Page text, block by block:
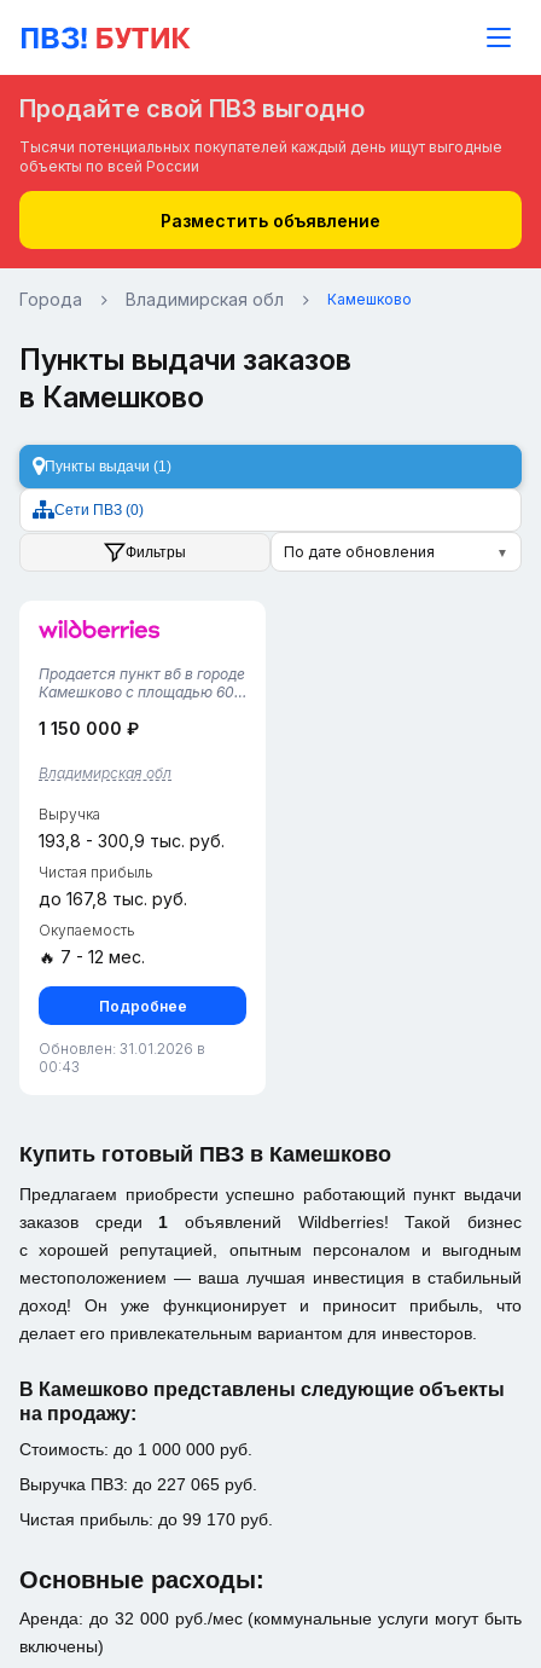
Продайте свой ПВЗ выгодно
Тысячи потенциальных покупателей каждый день ищут выгодные
объекты по всей России
Разместить объявление
Города Владимирская обл Камешково
Пункты выдачи заказов
в Камешково
Пункты выдачи (1)
Сети ПВЗ (0)
Фильтры По дате обновления ▼
Продается пункт вб в городе
Камешково с площадью 60
рассчитан на работу с 4
обеспечивает эффективное
управление и обслуживание
гарантирует...
1 150 000 ₽
Владимирская обл
Выручка
193,8 - 300,9 тыс. руб.
Чистая прибыль
до 167,8 тыс. руб.
Окупаемость
🔥 7 - 12 мес.
Подробнее
Обновлен: 31.01.2026 в
00:43
Купить готовый ПВЗ в Камешково
Предлагаем приобрести успешно работающий пункт выдачи
заказов среди 1 объявлений Wildberries! Такой бизнес
с хорошей репутацией, опытным персоналом и выгодным
местоположением — ваша лучшая инвестиция в стабильный
доход! Он уже функционирует и приносит прибыль, что
делает его привлекательным вариантом для инвесторов.
В Камешково представлены следующие объекты
на продажу:
Стоимость: до 1 000 000 руб.
Выручка ПВЗ: до 227 065 руб.
Чистая прибыль: до 99 170 руб.
Основные расходы:
Аренда: до 32 000 руб./мес (коммунальные услуги могут быть
включены)